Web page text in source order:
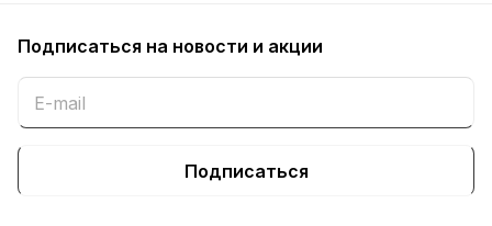
Подписаться на новости и акции
Подписаться